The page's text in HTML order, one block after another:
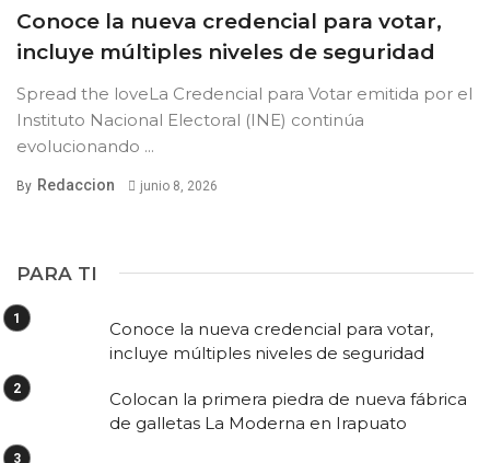
Conoce la nueva credencial para votar,
incluye múltiples niveles de seguridad
Spread the loveLa Credencial para Votar emitida por el
Instituto Nacional Electoral (INE) continúa
evolucionando ...
By Redaccion junio 8, 2026
PARA TI
Conoce la nueva credencial para votar,
incluye múltiples niveles de seguridad
Colocan la primera piedra de nueva fábrica
de galletas La Moderna en Irapuato